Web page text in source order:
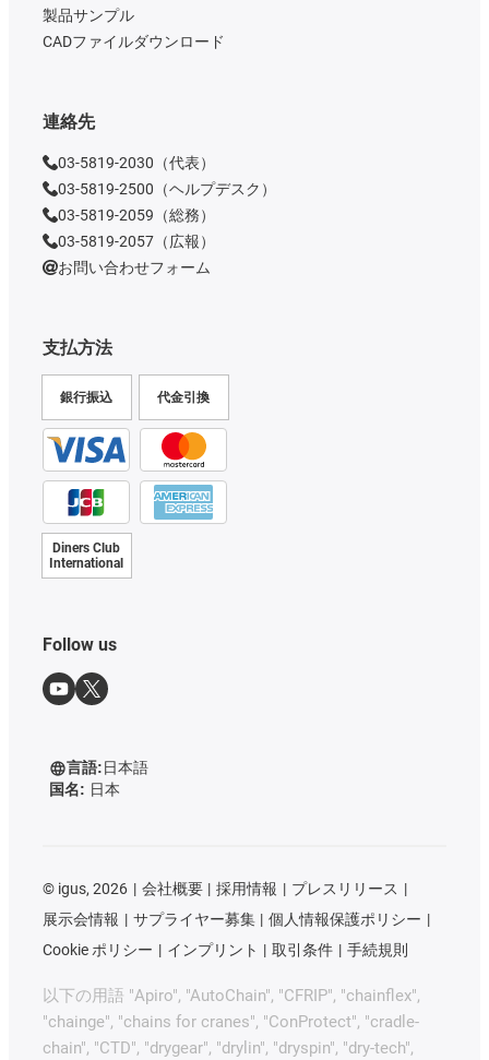
支払方法
銀行振込 代金引換
Diners Club
International
製品サンプル
CADファイルダウンロード
連絡先
03-5819-2030（代表）
03-5819-2500（ヘルプデスク）
03-5819-2059（総務）
03-5819-2057（広報）
お問い合わせフォーム
Follow us
言語:日本語
国名: 日本
© igus, 2026 会社概要 採用情報
プレスリリース
展示会情報
サプライヤー募集
個人情報保護ポリシー
Cookie ポリシー
インプリント 取引条件 手続規則
以下の用語 "Apiro", "AutoChain", "CFRIP", "chainflex",
"chainge", "chains for cranes", "ConProtect", "cradle-
chain", "CTD", "drygear", "drylin", "dryspin", "dry-tech",